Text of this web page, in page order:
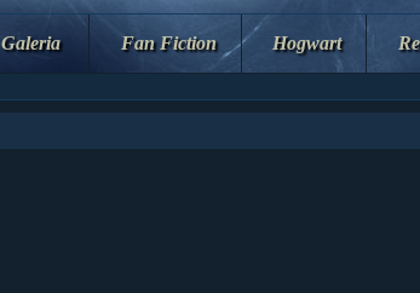
Galeria Fan Fiction Hogwart